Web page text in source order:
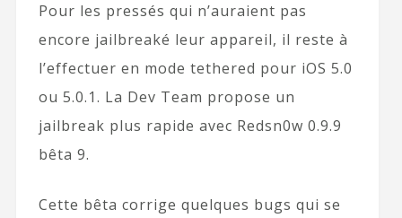
Pour les pressés qui n’auraient pas
encore jailbreaké leur appareil, il reste à
l’effectuer en mode tethered pour iOS 5.0
ou 5.0.1. La Dev Team propose un
jailbreak plus rapide avec Redsn0w 0.9.9
bêta 9.
Cette bêta corrige quelques bugs qui se